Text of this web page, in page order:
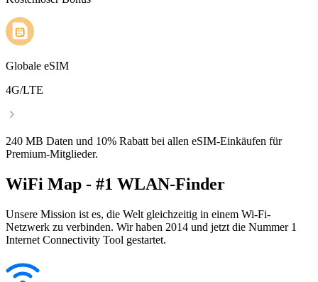
Globale eSIM
4G/LTE
240 MB Daten und 10% Rabatt bei allen eSIM-Einkäufen für
Premium-Mitglieder.
WiFi Map - #1 WLAN-Finder
Unsere Mission ist es, die Welt gleichzeitig in einem Wi-Fi-
Netzwerk zu verbinden. Wir haben 2014 und jetzt die Nummer 1
Internet Connectivity Tool gestartet.